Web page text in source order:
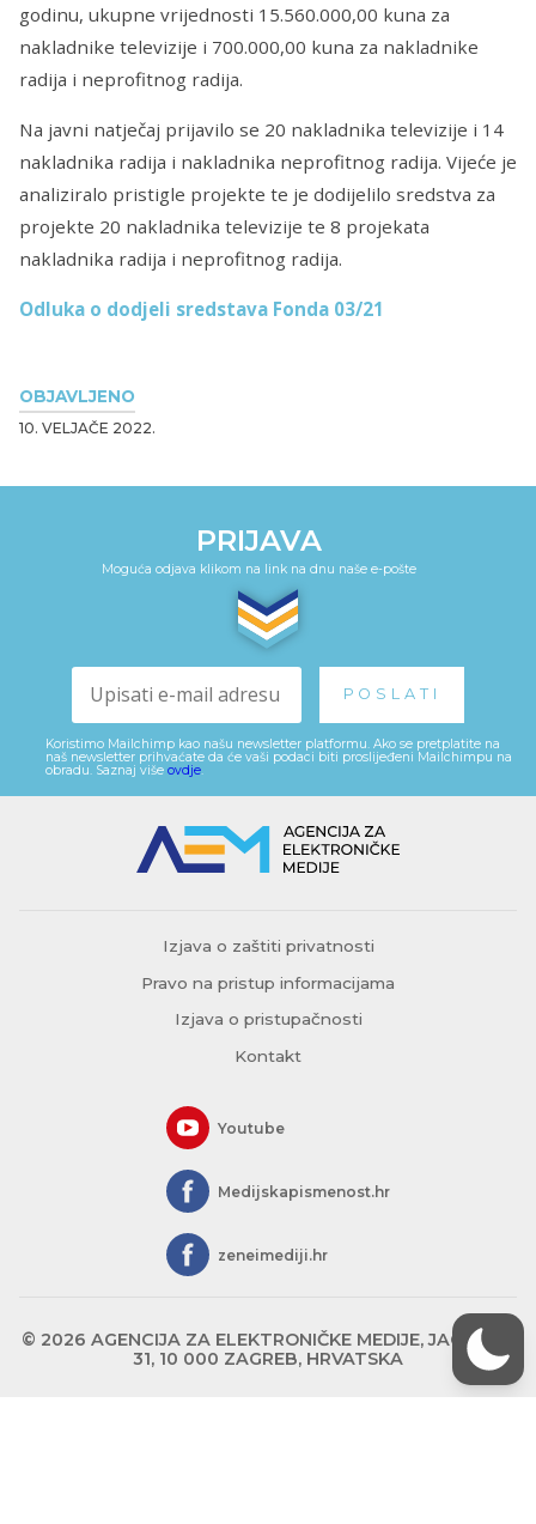
OBJAVLJENO
10. VELJAČE 2022.
godinu, ukupne vrijednosti 15.560.000,00 kuna za
nakladnike televizije i 700.000,00 kuna za nakladnike
radija i neprofitnog radija.
Na javni natječaj prijavilo se 20 nakladnika televizije i 14
nakladnika radija i nakladnika neprofitnog radija. Vijeće je
analiziralo pristigle projekte te je dodijelilo sredstva za
projekte 20 nakladnika televizije te 8 projekata
nakladnika radija i neprofitnog radija.
Odluka o dodjeli sredstava Fonda 03/21
PRIJAVA
Moguća odjava klikom na link na dnu naše e-pošte
Koristimo Mailchimp kao našu newsletter platformu. Ako se pretplatite na
naš newsletter prihvaćate da će vaši podaci biti proslijeđeni Mailchimpu na
obradu. Saznaj više ovdje.
Izjava o zaštiti privatnosti
Pravo na pristup informacijama
Izjava o pristupačnosti
Kontakt
Youtube
Medijskapismenost.hr
zeneimediji.hr
© 2026 AGENCIJA ZA ELEKTRONIČKE MEDIJE, JAGIĆEVA
31, 10 000 ZAGREB, HRVATSKA